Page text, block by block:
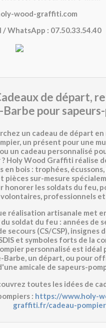
wood-graffiti.com
/ WhatsApp : 07.50.33.54.40
de départ,
pour
un cadeau de départ
, un présent pour une
ou un cadeau personnalisé
? Holy Wood Graffiti réalise
en bois : trophées,
pièces sur-mesure
honorer les soldats du feu,
volontaires, professionnels et
réalisation artisanale met
soldat du feu : années de
secours (CS/CSP), insignes
et symboles forts de la
personnalisé est idéal
Barbe, un départ, ou pour
amicale de sapeurs-
toutes les idées de
: https://www.holy-
graffiti.fr/cadeau-pompier